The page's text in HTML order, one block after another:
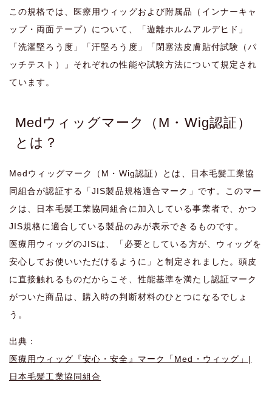
この規格では、医療用ウィッグおよび附属品（インナーキャ
ップ・両面テープ）について、「遊離ホルムアルデヒド」
「洗濯堅ろう度」「汗堅ろう度」「閉塞法皮膚貼付試験（パ
ッチテスト）」それぞれの性能や試験方法について規定され
ています。
Medウィッグマーク（M・Wig認証）
とは？
Medウィッグマーク（M・Wig認証）とは、日本毛髪工業協
同組合が認証する「JIS製品規格適合マーク」です。このマー
クは、日本毛髪工業協同組合に加入している事業者で、かつ
JIS規格に適合している製品のみが表示できるものです。
医療用ウィッグのJISは、「必要としている方が、ウィッグを
安心してお使いいただけるように」と制定されました。頭皮
に直接触れるものだからこそ、性能基準を満たし認証マーク
がついた商品は、購入時の判断材料のひとつになるでしょ
う。
出典：
医療用ウィッグ『安心・安全』マーク「Med・ウィッグ」|
日本毛髪工業協同組合